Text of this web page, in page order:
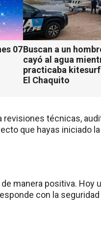
07Buscan a un
cayó al agua
practicaba kitesurf
El Chaquito
revisiones técnicas,
que hayas iniciado
manera positiva.
con la